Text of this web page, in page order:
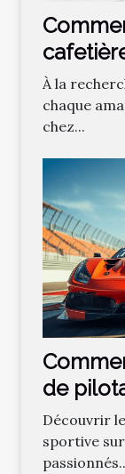
café
À la
chaque
chez...
de
?
Découvrir
sportive